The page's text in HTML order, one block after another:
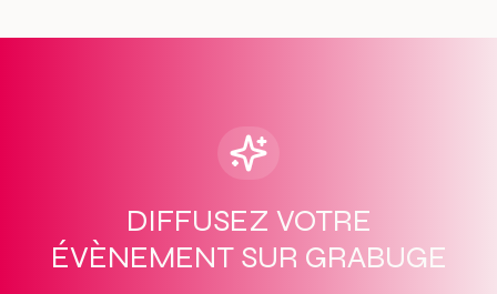
DIFFUSEZ VOTRE
ÉVÈNEMENT SUR GRABUGE